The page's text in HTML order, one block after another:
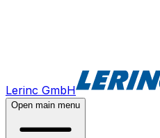
Lerinc GmbH
Open main menu